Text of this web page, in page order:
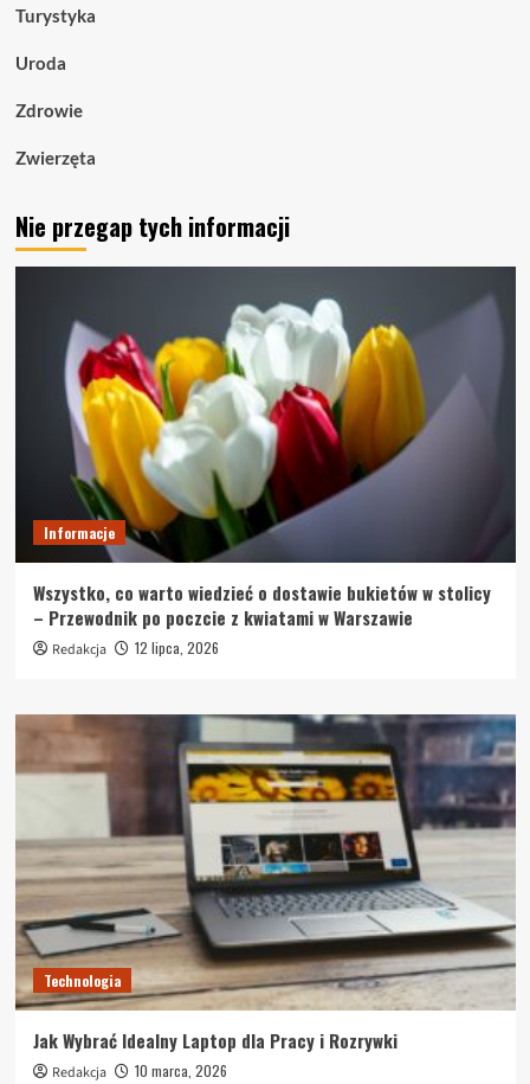
Turystyka
Uroda
Zdrowie
Zwierzęta
Nie przegap tych informacji
Informacje
Wszystko, co warto wiedzieć o dostawie bukietów w stolicy
– Przewodnik po poczcie z kwiatami w Warszawie
Redakcja 12 lipca, 2026
Technologia
Jak Wybrać Idealny Laptop dla Pracy i Rozrywki
Redakcja 10 marca, 2026